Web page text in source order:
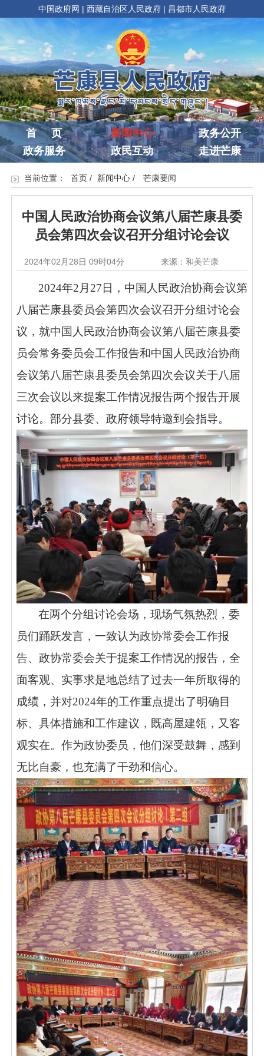
中国政府网 | 西藏自治区人民政府 | 昌都市人民政府
首 页 新闻中心
政务公开
政务服务
政民互动 走进芒康
当前位置： 首页/ 新闻中心/ 芒康要闻
中国人民政治协商会议第八届芒康县委
员会第四次会议召开分组讨论会议
2024年02月28日 09时04分 来源：和美芒康
2024年2月27日，中国人民政治协商会议第
八届芒康县委员会第四次会议召开分组讨论会
议，就中国人民政治协商会议第八届芒康县委
员会常务委员会工作报告和中国人民政治协商
会议第八届芒康县委员会第四次会议关于八届
三次会议以来提案工作情况报告两个报告开展
讨论。部分县委、政府领导特邀到会指导。
在两个分组讨论会场，现场气氛热烈，委
员们踊跃发言，一致认为政协常委会工作报
告、政协常委会关于提案工作情况的报告，全
面客观、实事求是地总结了过去一年所取得的
成绩，并对2024年的工作重点提出了明确目
标、具体措施和工作建议，既高屋建瓴，又客
观实在。作为政协委员，他们深受鼓舞，感到
无比自豪，也充满了干劲和信心。